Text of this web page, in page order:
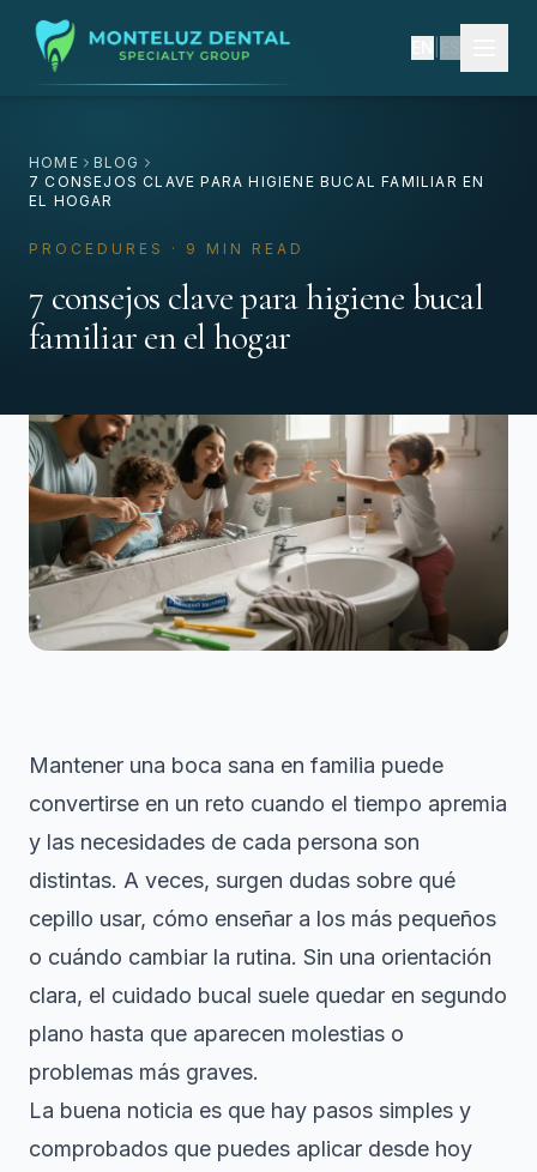
HOME
BLOG
7 CONSEJOS CLAVE PARA HIGIENE BUCAL FAMILIAR EN
EL HOGAR
PROCEDURES · 9 MIN READ
7 consejos clave para higiene bucal
familiar en el hogar
Mantener una boca sana en familia puede
convertirse en un reto cuando el tiempo apremia
y las necesidades de cada persona son
distintas. A veces, surgen dudas sobre qué
cepillo usar, cómo enseñar a los más pequeños
o cuándo cambiar la rutina. Sin una orientación
clara, el cuidado bucal suele quedar en segundo
plano hasta que aparecen molestias o
problemas más graves.
La buena noticia es que hay pasos simples y
comprobados que puedes aplicar desde hoy